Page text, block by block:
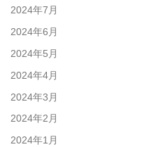
2024年7月
2024年6月
2024年5月
2024年4月
2024年3月
2024年2月
2024年1月